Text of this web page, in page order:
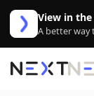
Aller au contenu
View in
A better way